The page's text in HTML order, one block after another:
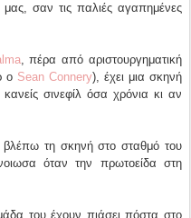
σαν τις παλιές αγαπημένες
, πέρα από αριστουργηματική
ο Sean Connery), έχει μια σκηνή
σινεφίλ όσα χρόνια κι αν
τη σκηνή στο σταθμό του
όταν την πρωτοείδα στη
του έχουν πιάσει πόστα στο